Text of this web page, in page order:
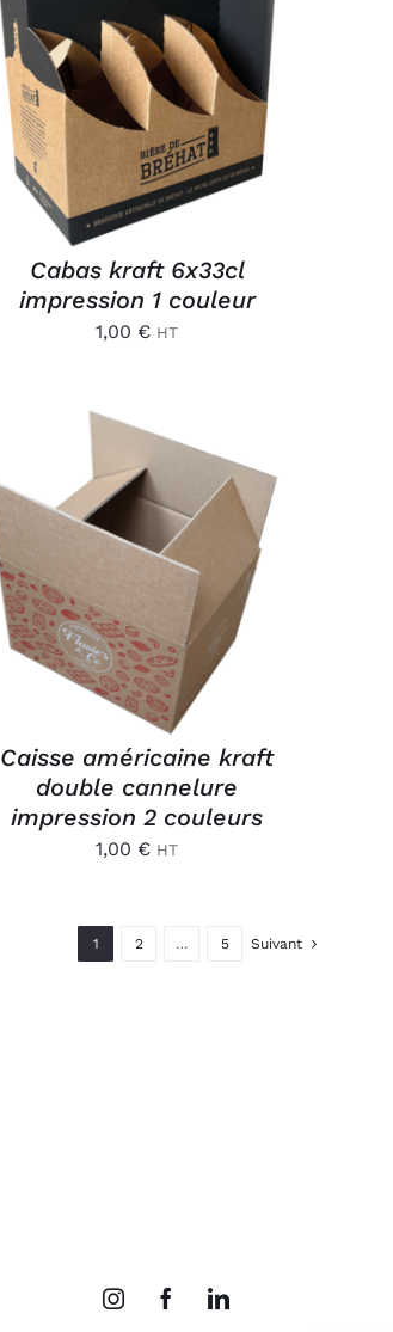
AJOUTER AU PANIER
/
APERÇU
Cabas kraft 6x33cl
impression 1 couleur
1,00 € HT
AJOUTER AU PANIER
Caisse américaine kraft
double cannelure
impression 2 couleurs
1,00 € HT
1 2 … 5 Suivant